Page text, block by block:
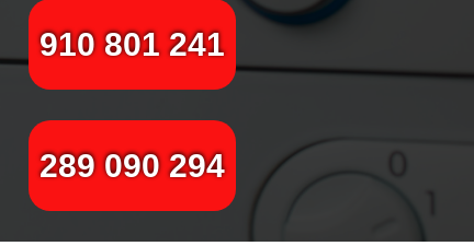
910 801 241
289 090 294